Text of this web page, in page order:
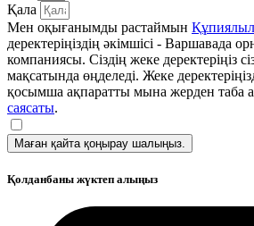
Қала
Мен оқығанымды растаймын
деректеріңіздің әкімшісі - Варшавада
компаниясы. Сіздің жеке деректеріңіз
мақсатында өңделеді. Жеке
қосымша ақпаратты мына жерден таба
саясаты.
Маған қайта қоңырау шалыңыз.
Қолданбаны жүктеп алыңыз